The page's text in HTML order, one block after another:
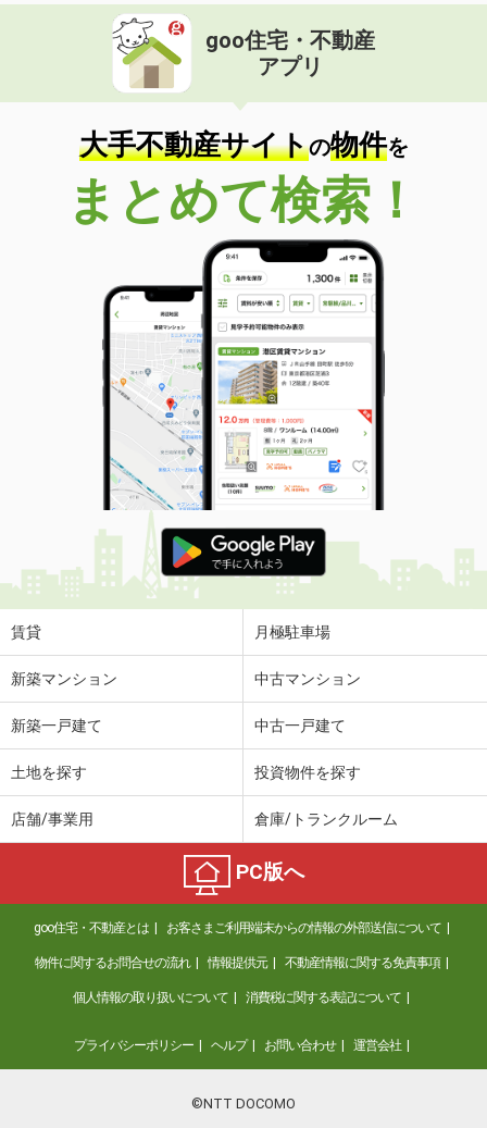
goo住宅・不動産
アプリ
大手不動産サイトの物件を
まとめて検索！
賃貸 月極駐車場
新築マンション 中古マンション
新築一戸建て 中古一戸建て
土地を探す 投資物件を探す
店舗/事業用 倉庫/トランクルーム
PC版へ
goo住宅・不動産とは お客さまご利用端末からの情報の外部送信について
物件に関するお問合せの流れ 情報提供元 不動産情報に関する免責事項
個人情報の取り扱いについて 消費税に関する表記について
プライバシーポリシー ヘルプ お問い合わせ 運営会社
©NTT DOCOMO